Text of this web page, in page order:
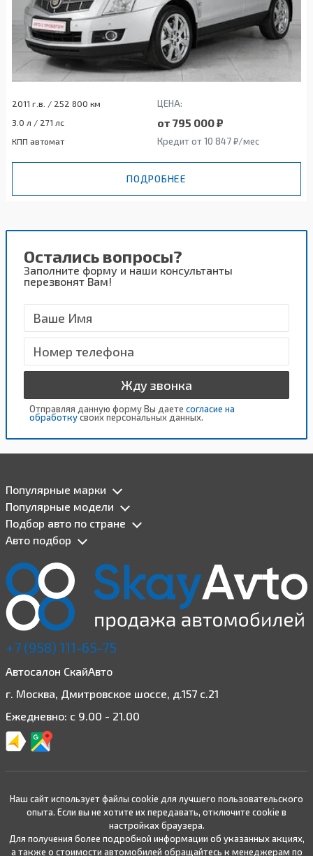
2011 г.в. / 252 800 км ЦЕНА:
3.0 л / 271 лс от 795 000 ₽
КПП автомат Кредит от 10 847 ₽/мес
ПОДРОБНЕЕ
Остались вопросы?
Заполните форму и наши консультанты
перезвонят Вам!
Жду звонка
Отправляя данную форму Вы даете согласие на
обработкусвоих персональных данных.
Популярные марки
Популярные модели
Подбор авто по стране
Авто подбор
+7 (958) 111-65-75
Автосалон СкайАвто
г. Москва, Дмитровское шоссе, д.157 с.21
Ежедневно: с 9.00 - 21.00
Наш сайт использует файлы cookie для лучшего пользовательского
опыта. Если вы не хотите их передавать, отключите cookie в
настройках браузера.
Для получения более подробной информации об указанных акциях,
а также о стоимости автомобилей обращайтесь к менеджерам по